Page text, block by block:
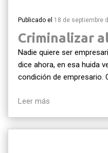
Publicado el 18 de septiembre
Criminalizar
Nadie quiere ser
dice ahora, en esa huida
condición de empresario.
Leer más